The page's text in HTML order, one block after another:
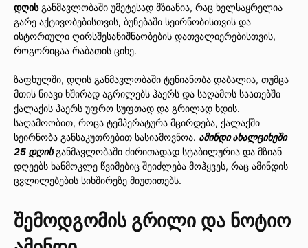
დღისგანმავლობაში უმეტესად მზიანია, რაც ხელსაყრელია
გარე აქტივობებისთვის, ბუნებაში სეირნობისთვის და
ისტორიული ღირსშესანიშნაობების დათვალიერებისთვის,
როგორიცაა რაბათის ციხე.
ზაფხულში, დღის განმავლობაში ტენიანობა დაბალია, თუმცა
მთის ნიავი ხშირად აგრილებს ჰაერს და საღამოს საათებში
ქალაქის ჰაერს უფრო სუფთად და გრილად ხდის.
საღამოობით, როცა ტემპერატურა მცირდება, ქალაქში
სეირნობა განსაკუთრებით სასიამოვნოა. ამინდი ახალციხეში
25 დღისგანმავლობაში ძირითადად სტაბილურია და მზიან
დღეებს ხანმოკლე წვიმებიც შეიძლება მოჰყვეს, რაც ამინდის
ცვლილებების სიხშირეზე მიუთითებს.
შემოდგომის გრილი და ნოტიო